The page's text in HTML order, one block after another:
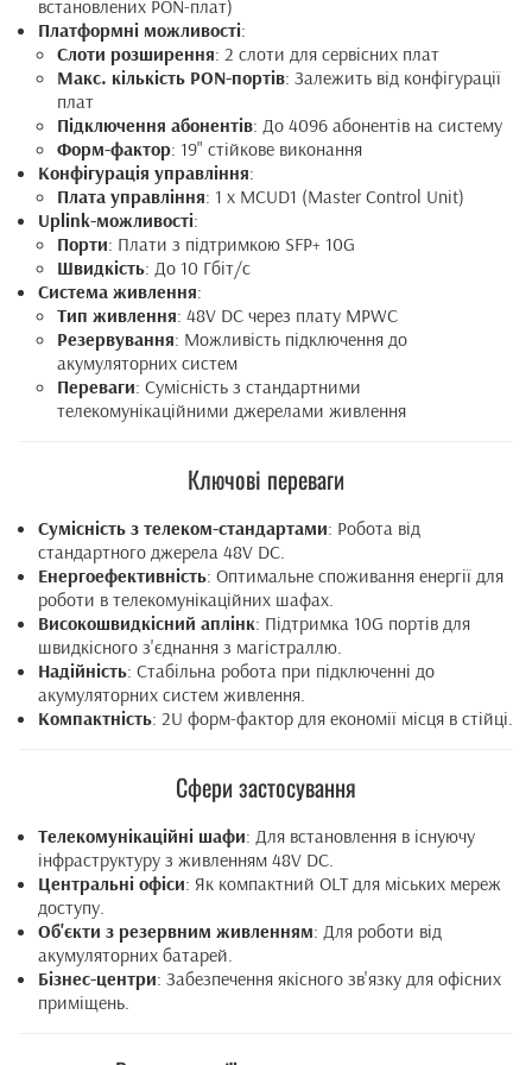
встановлених PON-плат)
Платформні можливості:
Слоти розширення: 2 слоти для сервісних плат
Макс. кількість PON-портів: Залежить від конфігурації
плат
Підключення абонентів: До 4096 абонентів на систему
Форм-фактор: 19" стійкове виконання
Конфігурація управління:
Плата управління: 1 x MCUD1 (Master Control Unit)
Uplink-можливості:
Порти: Плати з підтримкою SFP+ 10G
Швидкість: До 10 Гбіт/с
Система живлення:
Тип живлення: 48V DC через плату MPWC
Резервування: Можливість підключення до
акумуляторних систем
Переваги: Сумісність з стандартними
телекомунікаційними джерелами живлення
Ключові переваги
Сумісність з телеком-стандартами: Робота від
стандартного джерела 48V DC.
Енергоефективність: Оптимальне споживання енергії для
роботи в телекомунікаційних шафах.
Високошвидкісний аплінк: Підтримка 10G портів для
швидкісного з'єднання з магістраллю.
Надійність: Стабільна робота при підключенні до
акумуляторних систем живлення.
Компактність: 2U форм-фактор для економії місця в стійці.
Сфери застосування
Телекомунікаційні шафи: Для встановлення в існуючу
інфраструктуру з живленням 48V DC.
Центральні офіси: Як компактний OLT для міських мереж
доступу.
Об'єкти з резервним живленням: Для роботи від
акумуляторних батарей.
Бізнес-центри: Забезпечення якісного зв'язку для офісних
приміщень.